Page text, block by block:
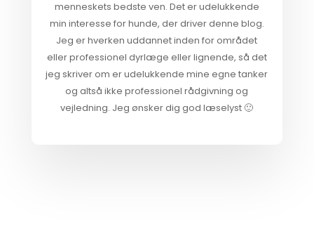
menneskets bedste ven. Det er udelukkende
min interesse for hunde, der driver denne blog.
Jeg er hverken uddannet inden for området
eller professionel dyrlæge eller lignende, så det
jeg skriver om er udelukkende mine egne tanker
og altså ikke professionel rådgivning og
vejledning. Jeg ønsker dig god læselyst 🙂